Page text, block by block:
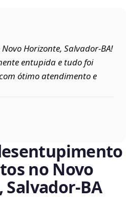
Horizonte, Salvador‑BA!
entupida e tudo foi
ótimo atendimento e
no Novo